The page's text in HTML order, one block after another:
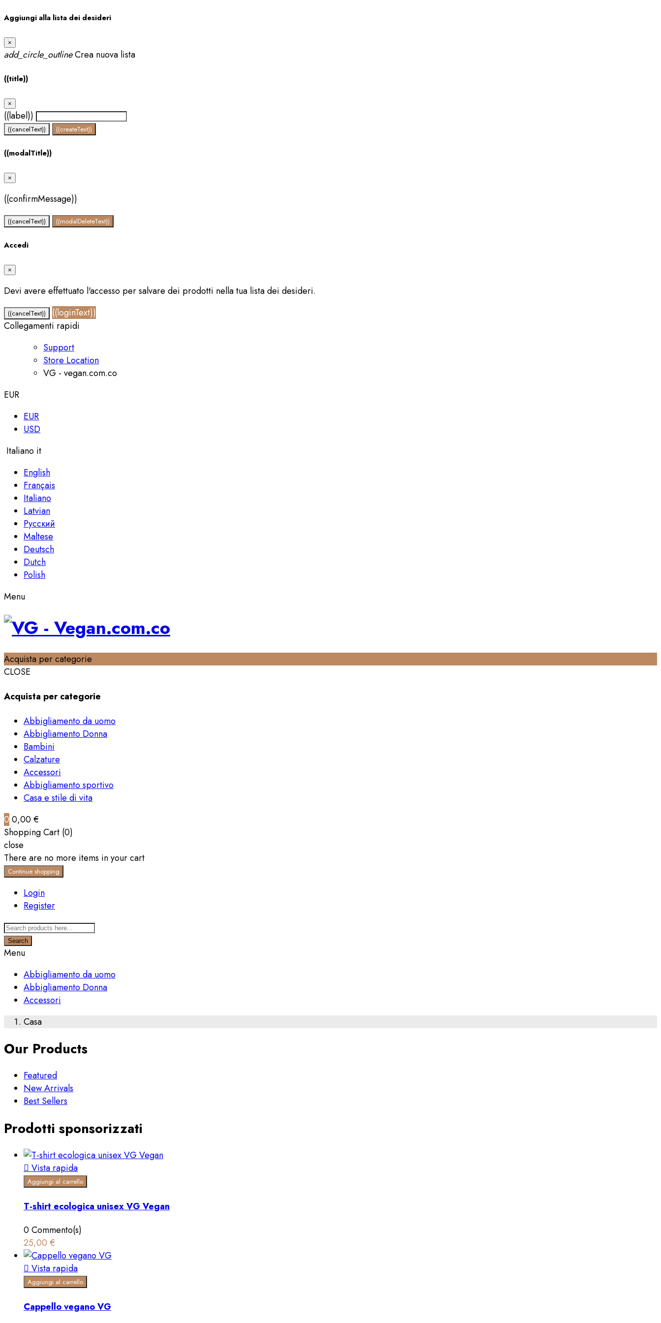
Aggiungi alla lista dei desideri
×
add_circle_outlineCrea nuova lista
((title))
×
((label))
((cancelText)) ((createText))
((modalTitle))
×
((confirmMessage))
((cancelText)) ((modalDeleteText))
Accedi
×
Devi avere effettuato l'accesso per salvare dei prodotti nella tua lista dei desideri.
((cancelText))
((loginText))
Collegamenti rapidi
Support
Store Location
VG - vegan.com.co
EUR
EUR
USD
Italiano it
English
Français
Italiano
Latvian
Русский
Maltese
Deutsch
Dutch
Polish
Menu
Acquista per categorie
CLOSE
Acquista per categorie
Abbigliamento da uomo
Abbigliamento Donna
Bambini
Calzature
Accessori
Abbigliamento sportivo
Casa e stile di vita
0 0,00 €
Shopping Cart (0)
close
There are no more items in your cart
Continue shopping
Login
Register
Search
Menu
Abbigliamento da uomo
Abbigliamento Donna
Accessori
Casa
Our Products
Featured
New Arrivals
Best Sellers
Prodotti sponsorizzati
Vista rapida
Aggiungi al carrello
T-shirt ecologica unisex VG Vegan
0 Commento(s)
25,00 €
Vista rapida
Aggiungi al carrello
Cappello vegano VG